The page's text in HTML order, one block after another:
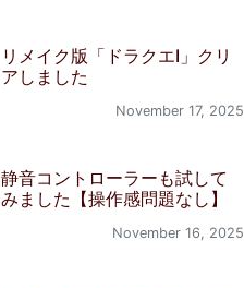
リメイク版「ドラクエI」クリ
アしました
November 17, 2025
静音コントローラーも試して
みました【操作感問題なし】
November 16, 2025